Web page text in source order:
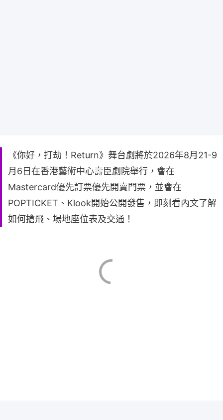
《你好，打劫！Return》舞台劇將於2026年8月21-9
月6日在香港藝術中心壽臣劇院舉行，會在
Mastercard優先訂票優先開賣門票，並會在
POPTICKET、Klook開始公開發售，即刻看內文了解
如何搶飛、場地座位表及交通！